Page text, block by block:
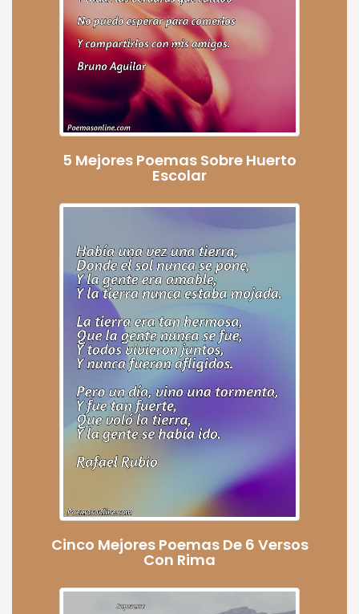
5 Mejores Poemas Sobre Huerto
Escolar
Cinco Mejores Poemas De 6 Versos
Con Rima